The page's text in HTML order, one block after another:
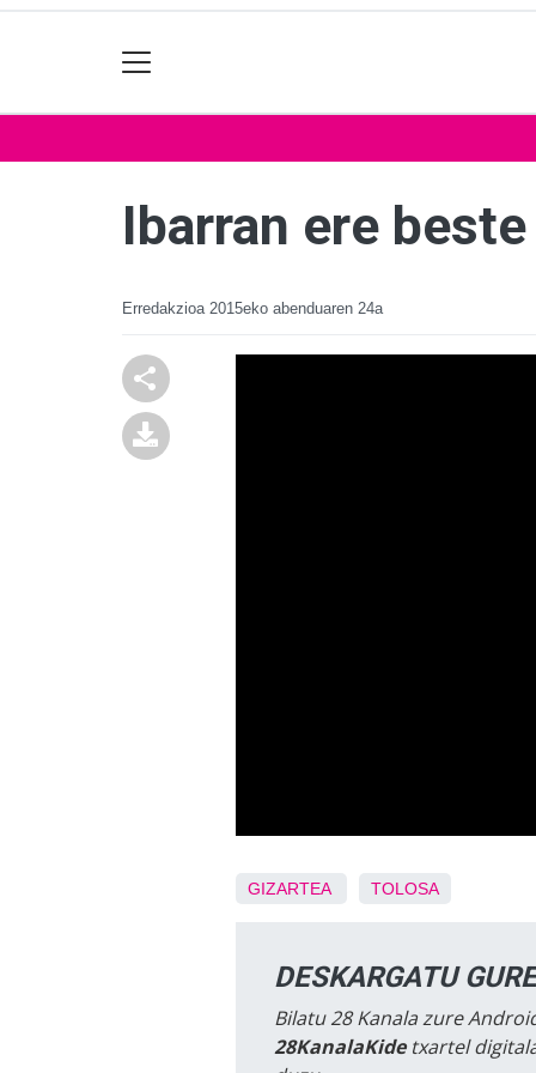
Ibarran ere
Erredakzioa 2015eko abenduaren 24a
GIZARTEA TOLOSA
DESKARGATU
Bilatu 28 Kanala zure
28KanalaKidetxartel